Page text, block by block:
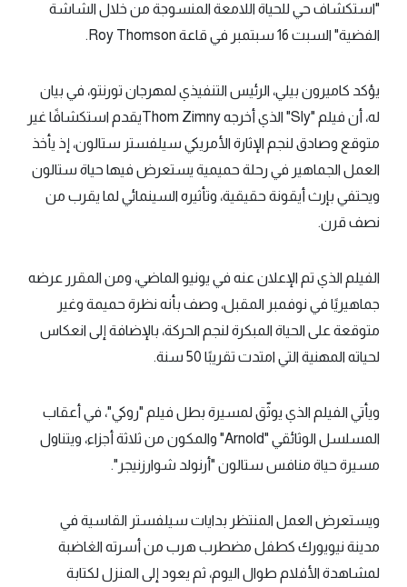
"استكشاف حي للحياة اللامعة المنسوجة من خلال الشاشة
الفضية" السبت 16 سبتمبر في قاعة Roy Thomson.
يؤكد كاميرون بيلي، الرئيس التنفيذي لمهرجان تورنتو، في بيان
له، أن فيلم "Sly" الذي أخرجه Thom Zimnyيقدم استكشافًا غير
متوقع وصادق لنجم الإثارة الأمريكي سيلفستر ستالون، إذ يأخذ
العمل الجماهير في رحلة حميمية يستعرض فيها حياة ستالون
ويحتفي بإرث أيقونة حقيقية، وتأثيره السينمائي لما يقرب من
نصف قرن.
الفيلم الذي تم الإعلان عنه في يونيو الماضي، ومن المقرر عرضه
جماهيريًا في نوفمبر المقبل، وصف بأنه نظرة حميمة وغير
متوقعة على الحياة المبكرة لنجم الحركة، بالإضافة إلى انعكاس
لحياته المهنية التي امتدت تقريبًا 50 سنة.
ويأتي الفيلم الذي يوثّق لمسيرة بطل فيلم "روكي"، في أعقاب
المسلسل الوثائقي "Arnold" والمكون من ثلاثة أجزاء، ويتناول
مسيرة حياة منافس ستالون "أرنولد شوارزنيجر".
ويستعرض العمل المنتظر بدايات سيلفستر القاسية في
مدينة نيويورك كطفل مضطرب هرب من أسرته الغاضبة
لمشاهدة الأفلام طوال اليوم، ثم يعود إلى المنزل لكتابة